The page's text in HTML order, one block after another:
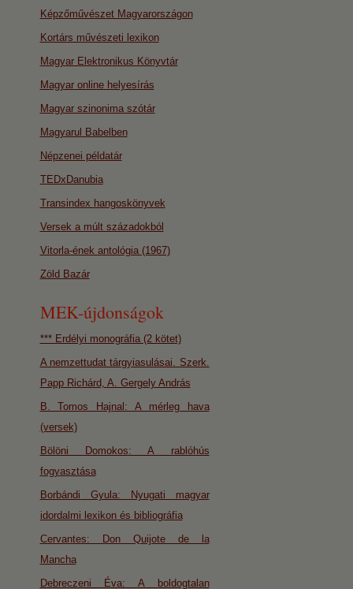
Képzőművészet Magyarországon
Kortárs művészeti lexikon
Magyar Elektronikus Könyvtár
Magyar online helyesírás
Magyar szinonima szótár
Magyarul Babelben
Népzenei példatár
TEDxDanubia
Transindex hangoskönyvek
Versek a múlt századokból
Vitorla-ének antológia (1967)
Zöld Bazár
MEK-újdonságok
*** Erdélyi monográfia (2 kötet)
A nemzettudat tárgyiasulásai. Szerk.
Papp Richárd, A. Gergely András
B. Tomos Hajnal: A mérleg hava
(versek)
Bölöni Domokos: A rablóhús
fogyasztása
Borbándi Gyula: Nyugati magyar
idordalmi lexikon és bibliográfia
Cervantes: Don Quijote de la
Mancha
Debreczeni Éva: A boldogtalan